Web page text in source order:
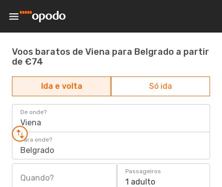
Voos baratos de Viena para Belgrado a partir
de €74
Ida e volta Só ida
De onde?
Viena
Para onde?
Belgrado
Quando?
Passageiros
1 adulto